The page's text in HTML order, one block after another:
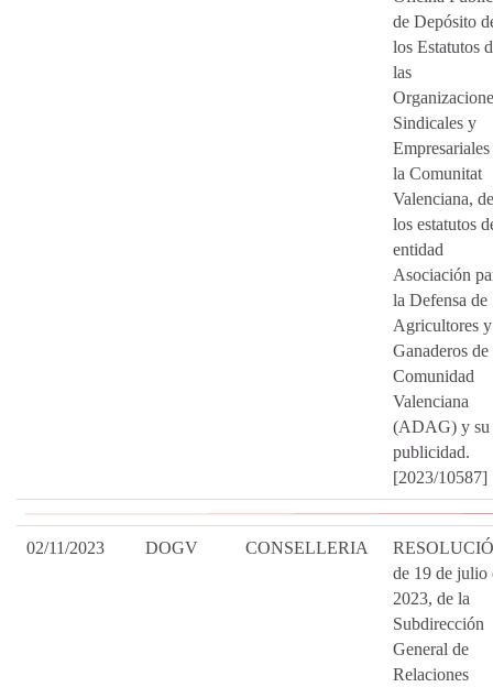
de Depósito
los Estatutos
las
Sindicales y
Empresariales
la Comunitat
Valenciana, de
los estatutos
entidad
Asociación
la Defensa de
Agricultores y
Ganaderos de
Comunidad
Valenciana
(ADAG) y su
publicidad.
[2023/10587]
02/11/2023 DOGV CONSELLERIA
de 19 de julio
2023, de la
Subdirección
General de
Relaciones